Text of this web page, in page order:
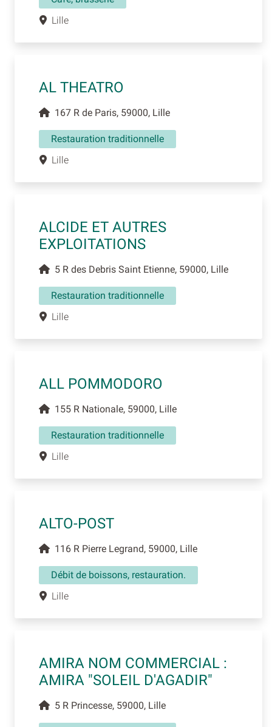
Lille
AL THEATRO
167 R de Paris, 59000, Lille
Restauration traditionnelle
Lille
ALCIDE ET AUTRES
EXPLOITATIONS
5 R des Debris Saint Etienne, 59000, Lille
Restauration traditionnelle
Lille
ALL POMMODORO
155 R Nationale, 59000, Lille
Restauration traditionnelle
Lille
ALTO-POST
116 R Pierre Legrand, 59000, Lille
Débit de boissons, restauration.
Lille
AMIRA NOM COMMERCIAL :
AMIRA "SOLEIL D'AGADIR"
5 R Princesse, 59000, Lille